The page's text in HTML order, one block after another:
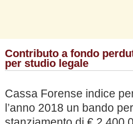
Contributo a fondo
per studio legale
Cassa Forense indice
l’anno 2018 un bando